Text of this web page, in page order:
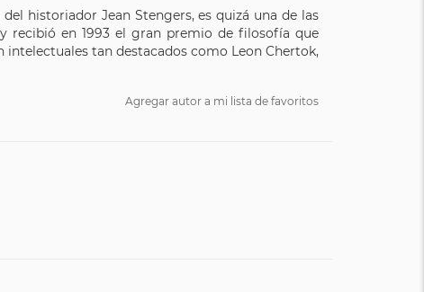
historiador Jean Stengers, es quizá una de las
recibió en 1993 el gran premio de filosofía que
tan destacados como Leon Chertok,
Agregar autor a mi lista de favoritos